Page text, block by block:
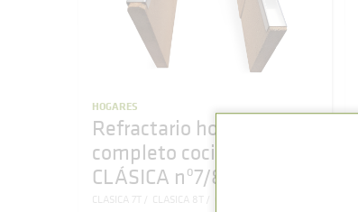
HOGARES
Refractario hogar
completo cocina de leña
CLÁSICA nº7/8
CLASICA 7T CLASICA 8T